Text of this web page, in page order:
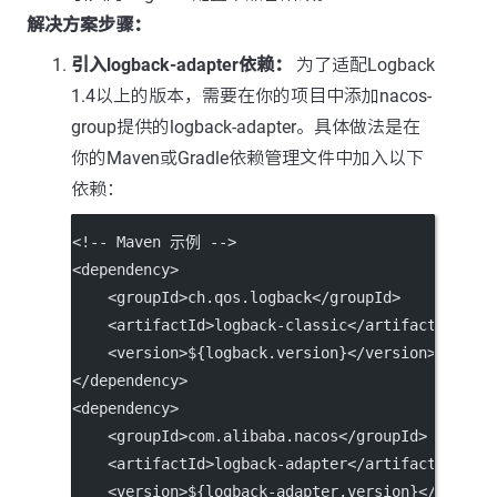
解决方案步骤：
引入logback-adapter依赖：
为了适配Logback
1.4以上的版本，需要在你的项目中添加nacos-
group提供的logback-adapter。具体做法是在
你的Maven或Gradle依赖管理文件中加入以下
依赖：
<!-- Maven 示例 -->
<dependency>
    <
groupId>ch.qos.logback</groupId>
    <
artifactId>logback-classic</artifactId
    <
version>${logback.version}</version>
</dependency>
<dependency>
    <
groupId>com.alibaba.nacos</groupId>
    <
artifactId>logback-adapter</artifactId
    <
version>${logback-adapter.version}</